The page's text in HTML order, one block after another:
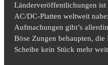
Länderveröffentlichungen ist
AC/DC-Platten weltweit
Aufmachungen gibt’s
Böse Zungen behaupten,
Scheibe kein Stück mehr